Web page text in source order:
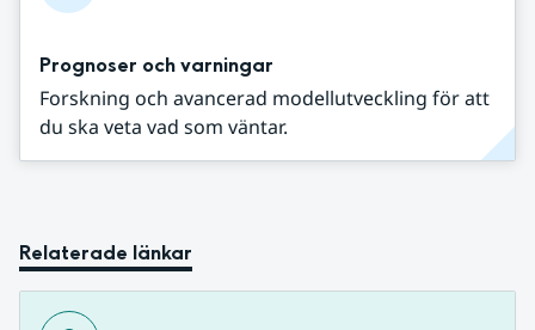
Prognoser och varningar
Forskning och avancerad modellutveckling för att
du ska veta vad som väntar.
Relaterade länkar